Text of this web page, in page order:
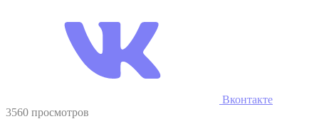
Вконтакте
3560 просмотров